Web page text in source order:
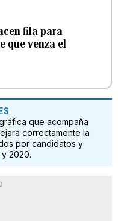
fila para
que venza el
que acompaña
correctamente la
por candidatos y
2020.